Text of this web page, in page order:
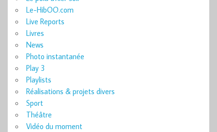
Le-HibOO.com
Live Reports
Livres
News
Photo instantanée
Play 3
Playlists
Réalisations & projets divers
Sport
Théâtre
Vidéo du moment